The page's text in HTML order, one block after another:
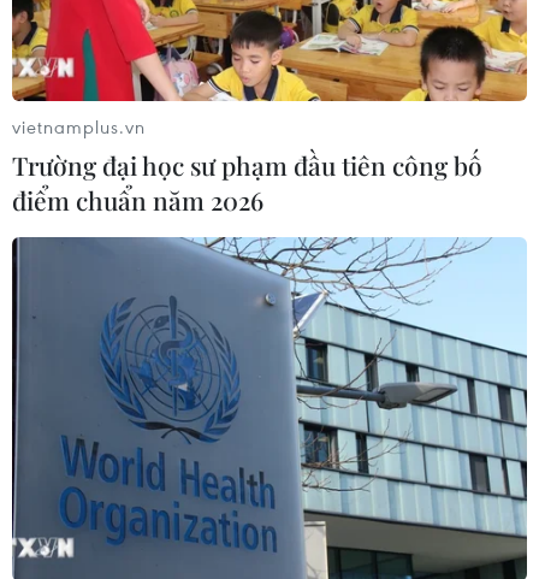
Hình ảnh hiện trường vụ sạt lở đặc
biệt nghiêm trọng tại Quảng Trị
18/10/2020 03:28
Khoảng 1 giờ ngày 18/10, một vụ sạt lở đất đặc biệt
nghiêm trọng xảy ra tại khu vực đóng quân của Đoàn
Kinh tế-Quốc phòng 337, Quân khu 4 thuộc địa bàn thôn
Cộp, xã Hướng Phùng, Hướng Hóa, Quảng Trị.
vietnamplus.vn
Trường đại học sư phạm đầu tiên công bố
điểm chuẩn năm 2026